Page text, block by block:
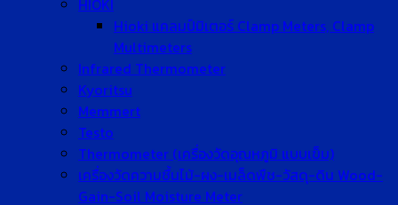
HIOKI
Hioki แคลมป์มิเตอร์ Clamp Meters, Clamp
Multimeters
Infrared Thermometer
Kyoritsu
Memmert
Testo
Thermometer (เครื่องวัดอุณหภูมิ แบบเข็ม)
เครื่องวัดความชื้นไม้-ผง-เมล็ดพืช-วัสดุ-ดิน Wood-
Gain-Soil Moisture Meter